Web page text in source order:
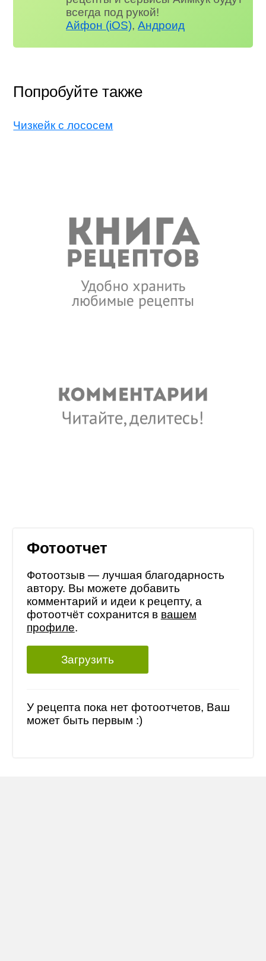
всегда под рукой!
Айфон (iOS),Андроид
Попробуйте также
Чизкейк с лососем
Фотоотчет
Фотоотзыв — лучшая благодарность
автору. Вы можете добавить
комментарий и идеи к рецепту, а
фотоотчёт сохранится в вашем
профиле.
Загрузить
У рецепта пока нет фотоотчетов, Ваш
может быть первым :)